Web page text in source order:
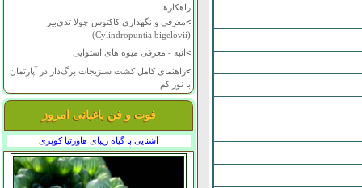
راهکارها
>معرفی و نگهداری کاکتوس چولا تدی‌بیر
(Cylindropuntia bigelovii)
>انبه - معرفی میوه های استوایی
>راهنمای کامل کشت سبزیجات برگ‌دار در آپارتمان
با نور کم
فوت و فن باغبانی امروز
آشنایی با گیاه زیبای هاورتیا کوپری